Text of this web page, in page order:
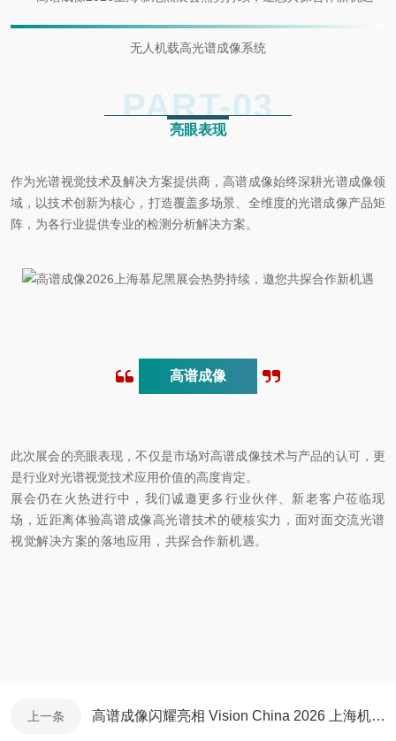
无人机载高光谱成像系统
PART-03
亮眼表现
作为光谱视觉技术及解决方案提供商，高谱成像始终深耕光谱成像领
域，以技术创新为核心，打造覆盖多场景、全维度的光谱成像产品矩
阵，为各行业提供专业的检测分析解决方案。
高谱成像
此次展会的亮眼表现，不仅是市场对高谱成像技术与产品的认可，更
是行业对光谱视觉技术应用价值的高度肯定。
展会仍在火热进行中，我们诚邀更多行业伙伴、新老客户莅临现
场，近距离体验高谱成像高光谱技术的硬核实力，面对面交流光谱
视觉解决方案的落地应用，共探合作新机遇。
上一条 高谱成像闪耀亮相 Vision China 2026 上海机器视觉展